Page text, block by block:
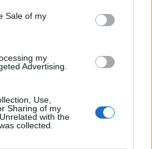
Sale of my
my
Advertising.
Use,
Sharing of my
with the
collected.
dell’impatto climatico
Giappone e nei Paesi
8.5 come scenario di
riferimento del Network